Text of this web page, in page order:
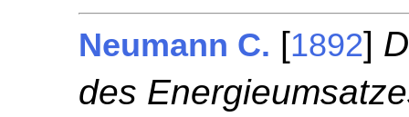
Neumann C. [1892]
des